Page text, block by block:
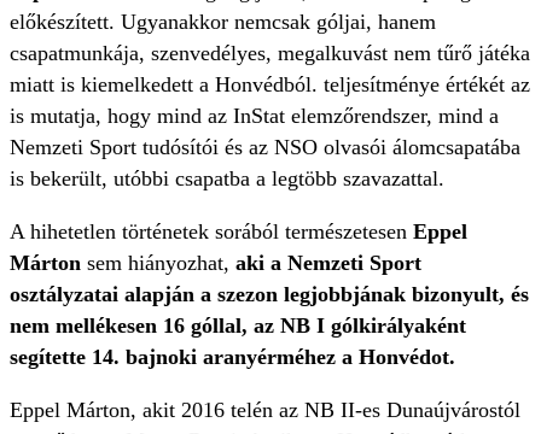
előkészített. Ugyanakkor nemcsak góljai, hanem
csapatmunkája, szenvedélyes, megalkuvást nem tűrő játéka
miatt is kiemelkedett a Honvédból. teljesítménye értékét az
is mutatja, hogy mind az InStat elemzőrendszer, mind a
Nemzeti Sport tudósítói és az NSO olvasói álomcsapatába
is bekerült, utóbbi csapatba a legtöbb szavazattal.
A hihetetlen történetek sorából természetesen Eppel
Márton sem hiányozhat, aki a Nemzeti Sport
osztályzatai alapján a szezon legjobbjának bizonyult, és
nem mellékesen 16 góllal, az NB I gólkirályaként
segítette 14. bajnoki aranyérméhez a Honvédot.
Eppel Márton, akit 2016 telén az NB II-es Dunaújvárostól